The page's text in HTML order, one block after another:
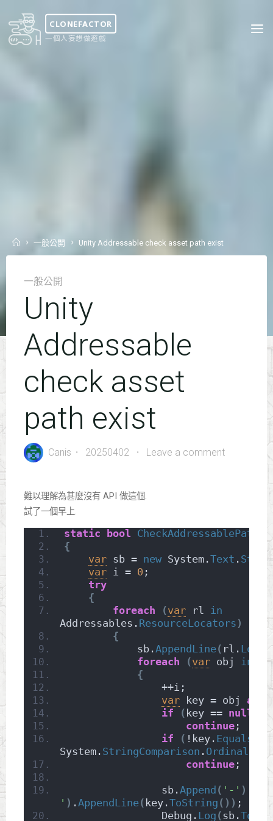
content
CLONEFACTOR
一個人妄想做遊戲
Home一般公開 Unity Addressable check asset path exist
一般公開
Unity
Addressable
check asset
path exist
Canis 20250402 Leave a comment
難以理解為甚麼沒有 API 做這個.
試了一個早上.
static bool CheckAddressablePath
{
var sb = new System.Text .
var i = 0 ;
try
{
foreach
(var rl in
Addressables. ResourceLocators )
{
            sb.
AppendLine( rl.
foreach
(var obj in
{
                ++i;
var key = obj as
if
( key == null
continue;
if
( !key. Equals
System. StringComparison .
continue;
                sb.
Append ( '-' )
' ) .AppendLine( key.ToString ()) ;
                Debug.
Log (sb.